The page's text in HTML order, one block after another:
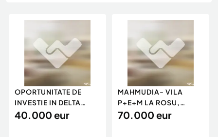
Afaceri și echipamente profesionale
Inchiriere Bunuri si Vehicule
Piese auto si accesorii
OPORTUNITATE DE
INVESTIE IN DELTA
DUNARII-TEREN
40.000 eur
MAHMUDIA- VILA
P+E+M LA ROSU,
TEREN 1250 MP
70.000 eur